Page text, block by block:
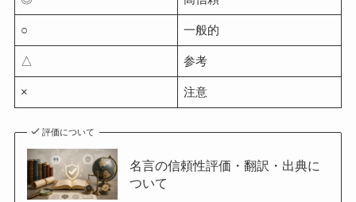
○ 一般的
△ 参考
× 注意
評価について
名言の信頼性評価・翻訳・出典に
ついて